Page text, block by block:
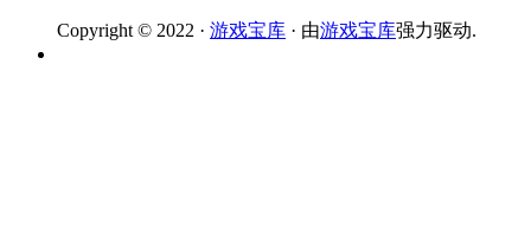
Copyright © 2022 · 游戏宝库 · 由游戏宝库强力驱动.